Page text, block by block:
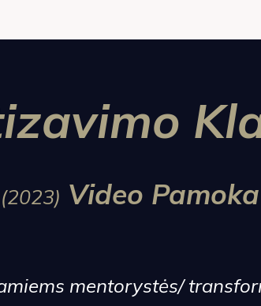
(2023) Video Pamoka
mentorystės/